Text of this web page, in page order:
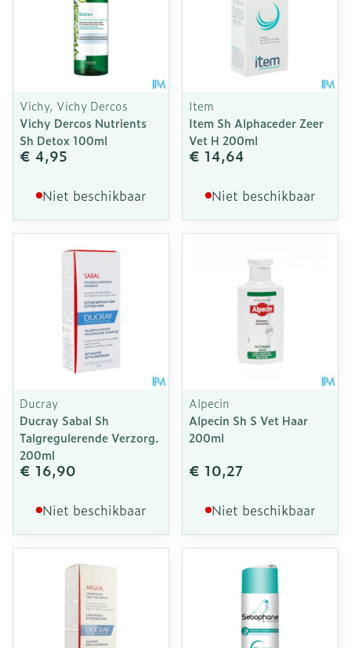
Vichy, Vichy Dercos
Vichy Dercos Nutrients
Sh Detox 100ml
€ 4,95
Niet beschikbaar
Item
Item Sh Alphaceder Zeer
Vet H 200ml
€ 14,64
Niet beschikbaar
Ducray
Ducray Sabal Sh
Talgregulerende Verzorg.
200ml
€ 16,90
Niet beschikbaar
Alpecin
Alpecin Sh S Vet Haar
200ml
€ 10,27
Niet beschikbaar